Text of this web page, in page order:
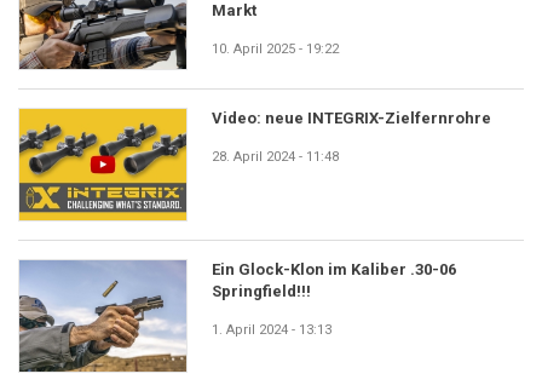
Markt
10. April 2025 - 19:22
Video: neue INTEGRIX-Zielfernrohre
28. April 2024 - 11:48
Ein Glock-Klon im Kaliber .30-06
Springfield!!!
1. April 2024 - 13:13